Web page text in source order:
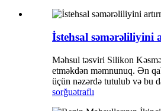
İstehsal səmərəliliyini
Məhsul təsviri Silikon
etməkdən məmnunuq. Ən
üçün nəzərdə tutulub və bu
sorğuətraflı